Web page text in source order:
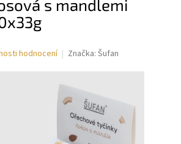
s mandlemi
hodnocení Značka: Šufan